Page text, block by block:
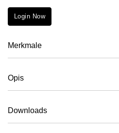
Login Now
Merkmale
Opis
Downloads